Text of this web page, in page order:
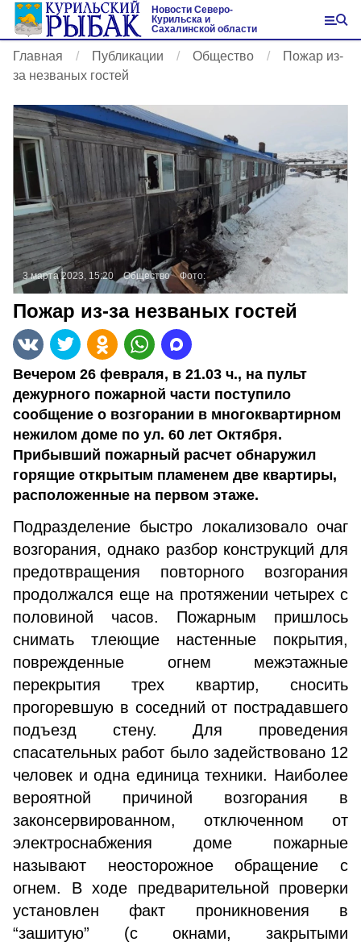
Новости Северо-
Курильска и
Сахалинской области
Главная Публикации Общество
Пожар из-
за незваных гостей
3 марта 2023, 15:20 Общество Фото:
Пожар из-за незваных гостей
Вечером 26 февраля, в 21.03 ч., на пульт
дежурного пожарной части поступило
сообщение о возгорании в многоквартирном
нежилом доме по ул. 60 лет Октября.
Прибывший пожарный расчет обнаружил
горящие открытым пламенем две квартиры,
расположенные на первом этаже.
Подразделение быстро локализовало очаг
возгорания, однако разбор конструкций для
предотвращения повторного возгорания
продолжался еще на протяжении четырех с
половиной часов. Пожарным пришлось
снимать тлеющие настенные покрытия,
поврежденные огнем межэтажные
перекрытия трех квартир, сносить
прогоревшую в соседний от пострадавшего
подъезд стену. Для проведения
спасательных работ было задействовано 12
человек и одна единица техники. Наиболее
вероятной причиной возгорания в
законсервированном, отключенном от
электроснабжения доме пожарные
называют неосторожное обращение с
огнем. В ходе предварительной проверки
установлен факт проникновения в
“зашитую” (с окнами, закрытыми